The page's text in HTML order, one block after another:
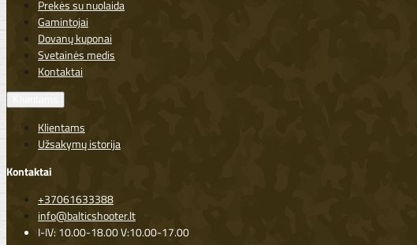
Prekės su nuolaida
Gamintojai
Dovanų kuponai
Svetainės medis
Kontaktai
Klientams
Užsakymų istorija
Kontaktai
+37061633388
info@balticshooter.lt
I-IV: 10.00-18.00 V:10.00-17.00